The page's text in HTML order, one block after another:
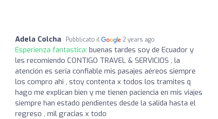
Adela Colcha Pubblicato il 2 years ago
Esperienza fantastica: buenas tardes soy de Ecuador y
les recomiendo CONTIGO TRAVEL & SERVICIOS , la
atención es seria confiable mis pasajes aéreos siempre
los compro ahi , stoy contenta x todos los tramites q
hago me explican bien y me tienen paciencia en mis viajes
siempre han estado pendientes desde la salida hasta el
regreso , mil gracias x todo